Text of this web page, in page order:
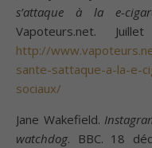
s’attaque à la e-
Vapoteurs.net.
http://
sante-sattaque-a-la-e-
sociaux/
Jane Wakefield.
watchdog. BBC. 18